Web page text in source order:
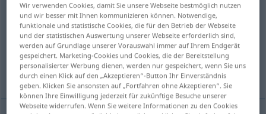
sjofel [ˈsjoːʔfəl]
Übersicht aller Übersetzungen
(Für mehr Details die Übersetzung anklicken/antippen)
schäbig, zotig, gemein, schofel
Wir verwenden Cookies, damit Sie unsere Webseite bestmöglich nutzen
und wir besser mit Ihnen kommunizieren können. Notwendige,
funktionale und statistische Cookies, die für den Betrieb der Webseite
und der statistischen Auswertung unserer Webseite erforderlich sind,
werden auf Grundlage unserer Vorauswahl immer auf Ihrem Endgerät
gespeichert. Marketing-Cookies und Cookies, die der Bereitstellung
personalisierter Werbung dienen, werden nur gespeichert, wenn Sie uns
durch einen Klick auf den „Akzeptieren“-Button Ihr Einverständnis
geben. Klicken Sie ansonsten auf „Fortfahren ohne Akzeptieren“. Sie
können Ihre Einwilligung jederzeit für zukünftige Besuche unserer
Webseite widerrufen. Wenn Sie weitere Informationen zu den Cookies